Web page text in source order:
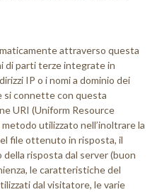
attraverso questa
di parti terze integrate in
IP o i nomi a dominio dei
si connette con questa
URI (Uniform Resource
utilizzato nell’inoltrare la
file ottenuto in risposta, il
risposta dal server (buon
le caratteristiche del
dal visitatore, le varie